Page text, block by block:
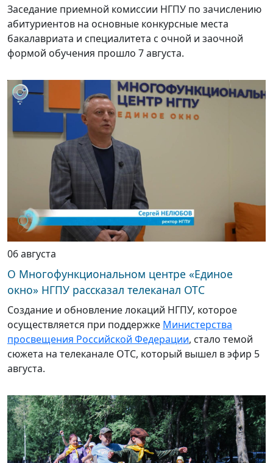
Заседание приемной комиссии НГПУ по зачислению
абитуриентов на основные конкурсные места
бакалавриата и специалитета с очной и заочной
формой обучения прошло 7 августа.
06 августа
О Многофункциональном центре «Единое
окно» НГПУ рассказал телеканал ОТС
Создание и обновление локаций НГПУ, которое
осуществляется при поддержке Министерства
просвещения Российской Федерации, стало темой
сюжета на телеканале ОТС, который вышел в эфир 5
августа.